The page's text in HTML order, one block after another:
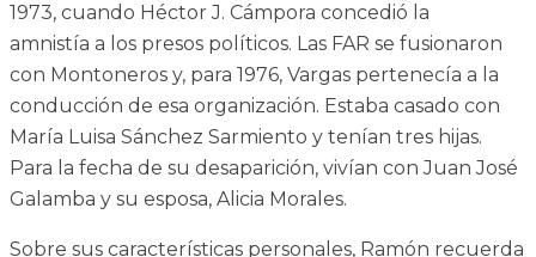
1973, cuando Héctor J. Cámpora concedió la
amnistía a los presos políticos. Las FAR se fusionaron
con Montoneros y, para 1976, Vargas pertenecía a la
conducción de esa organización. Estaba casado con
María Luisa Sánchez Sarmiento y tenían tres hijas.
Para la fecha de su desaparición, vivían con Juan José
Galamba y su esposa, Alicia Morales.
Sobre sus características personales, Ramón recuerda